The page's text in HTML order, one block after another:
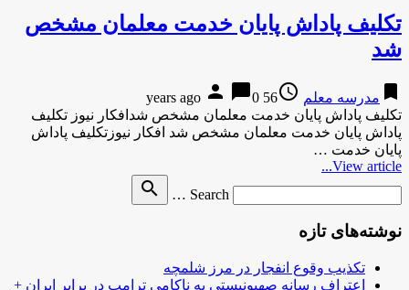
تکلیف پاداش پایان خدمت معلمان مشخص
شد
bookmark مدرسه معلم access_time
56 years ago
person chat_bubble0
تکلیف پاداش پایان خدمت معلمان مشخص شدافکار نیوز تکلیف
پاداش پایان خدمت معلمان مشخص شد افکار نیوزتکلیف پاداش
پایان خدمت …
View article...
Search …
search
نوشته‌های تازه
تکذیب وقوع انفجار در مرز شلمچه
اعتراف رسانه صهیونیستی به ناکامی ترامپ در برابر ایران +